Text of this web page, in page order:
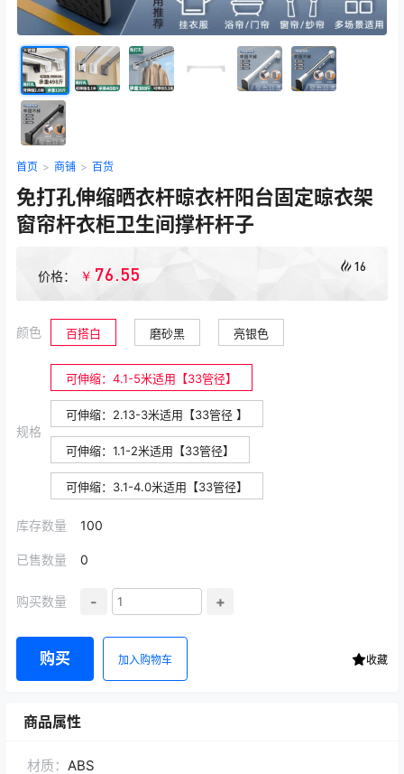
首页 > 商铺 > 百货
免打孔伸缩晒衣杆晾衣杆阳台固定晾衣架
窗帘杆衣柜卫生间撑杆杆子
价格： ￥ 76.55 16
颜色 百搭白 磨砂黑 亮银色
规格
可伸缩：4.1-5米适用【33管径】
可伸缩：2.13-3米适用【33管径 】
可伸缩：1.1-2米适用【33管径】
可伸缩：3.1-4.0米适用【33管径】
库存数量 100
已售数量 0
购买数量 - +
购买 加入购物车 收藏
商品属性
材质： ABS